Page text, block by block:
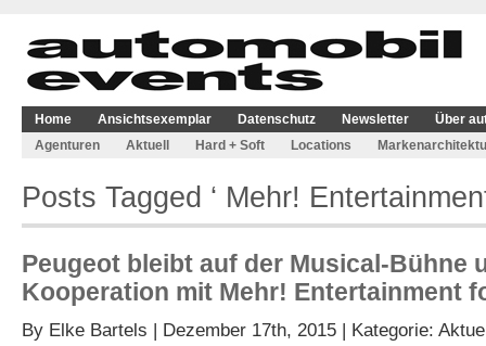
Home Ansichtsexemplar Datenschutz Newsletter
Über
Agenturen
Aktuell Hard + Soft Locations
Posts Tagged ‘ Mehr!
Peugeot bleibt auf der Musical-Bühne
Kooperation mit Mehr! Entertainment
By Elke Bartels | Dezember 17th, 2015 | Kategorie: